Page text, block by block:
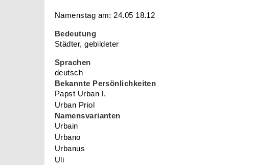
Namenstag am: 24.05 18.12
Bedeutung
Städter, gebildeter
Sprachen
deutsch
Bekannte Persönlichkeiten
Papst Urban I.
Urban Priol
Namensvarianten
Urbain
Urbano
Urbanus
Uli